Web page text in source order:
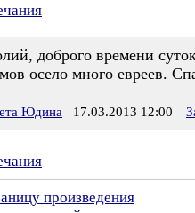
доброго времени
осело много евреев.
Юдина 17.03.2013 12:00
произведения